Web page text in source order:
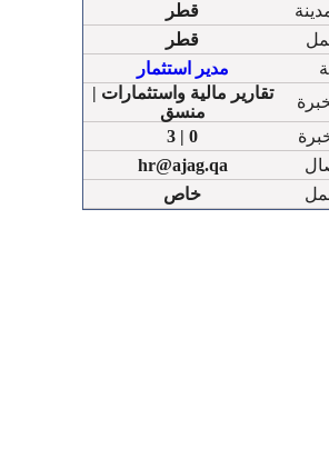
قطر
قطر
مدير استثمار
تقارير مالية واستثمارات |
منسق
3 | 0
hr@ajag.qa
خاص